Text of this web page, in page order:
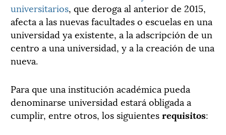
universitarios, que deroga al anterior de 2015,
afecta a las nuevas facultades o escuelas en una
universidad ya existente, a la adscripción de un
centro a una universidad, y a la creación de una
nueva.
Para que una institución académica pueda
denominarse universidad estará obligada a
cumplir, entre otros, los siguientesrequisitos: